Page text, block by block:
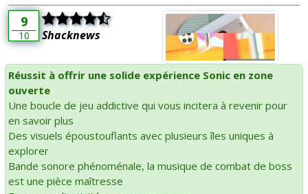
9
10 Shacknews
Réussit à offrir une solide expérience Sonic en zone
ouverte
Une boucle de jeu addictive qui vous incitera à revenir pour
en savoir plus
Des visuels époustouflants avec plusieurs îles uniques à
explorer
Bande sonore phénoménale, la musique de combat de boss
est une pièce maîtresse